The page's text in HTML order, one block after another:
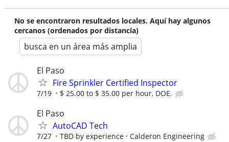
No se encontraron resultados locales. Aquí hay algunos
cercanos (ordenados por distancia)
busca en un área más amplia
El Paso
Fire Sprinkler Certified Inspector
7/19 $ 25.00 to $ 35.00 per hour, DOE.
El Paso
AutoCAD Tech
7/27 TBD by experience Calderon Engineering